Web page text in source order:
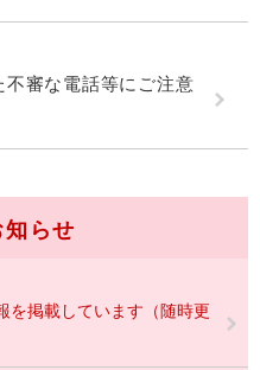
審な電話等にご注意
らせ
を掲載しています（随時更